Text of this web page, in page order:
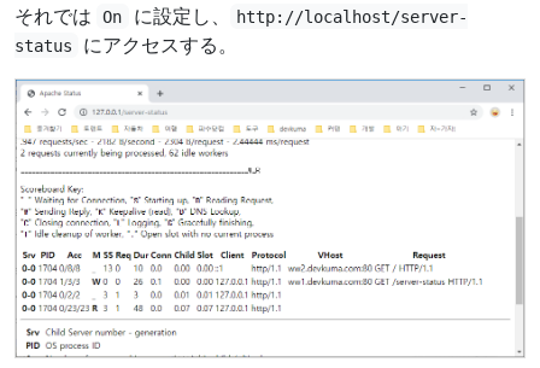
それでは
On に設定し、
http://localhost/server-
status
にアクセスする。